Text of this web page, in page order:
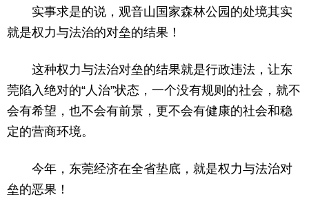
实事求是的说，观音山国家森林公园的处境其实
就是权力与法治的对垒的结果！
这种权力与法治对垒的结果就是行政违法，让东
莞陷入绝对的“人治”状态，一个没有规则的社会，就不
会有希望，也不会有前景，更不会有健康的社会和稳
定的营商环境。
今年，东莞经济在全省垫底，就是权力与法治对
垒的恶果！